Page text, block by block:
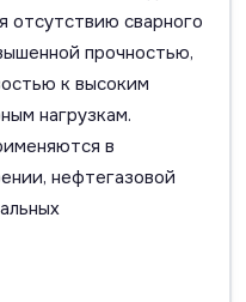
отсутствию сварного
прочностью,
к высоким
нагрузкам.
в
нефтегазовой